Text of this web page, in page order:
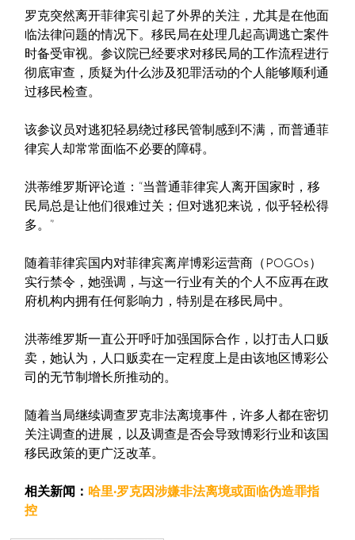
罗克突然离开菲律宾引起了外界的关注，尤其是在他面
临法律问题的情况下。移民局在处理几起高调逃亡案件
时备受审视。参议院已经要求对移民局的工作流程进行
彻底审查，质疑为什么涉及犯罪活动的个人能够顺利通
过移民检查。
该参议员对逃犯轻易绕过移民管制感到不满，而普通菲
律宾人却常常面临不必要的障碍。
洪蒂维罗斯评论道：“当普通菲律宾人离开国家时，移
民局总是让他们很难过关；但对逃犯来说，似乎轻松得
多。”
随着菲律宾国内对菲律宾离岸博彩运营商（POGOs）
实行禁令，她强调，与这一行业有关的个人不应再在政
府机构内拥有任何影响力，特别是在移民局中。
洪蒂维罗斯一直公开呼吁加强国际合作，以打击人口贩
卖，她认为，人口贩卖在一定程度上是由该地区博彩公
司的无节制增长所推动的。
随着当局继续调查罗克非法离境事件，许多人都在密切
关注调查的进展，以及调查是否会导致博彩行业和该国
移民政策的更广泛改革。
相关新闻： 哈里·罗克因涉嫌非法离境或面临伪造罪指
控